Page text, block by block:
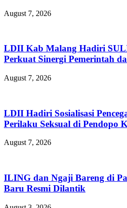
August 7, 2026
LDII Kab Malang Hadiri
Perkuat Sinergi Pemerintah
August 7, 2026
LDII Hadiri Sosialisasi
Perilaku Seksual di Pendopo
August 7, 2026
ILING dan Ngaji Bareng di
Baru Resmi Dilantik